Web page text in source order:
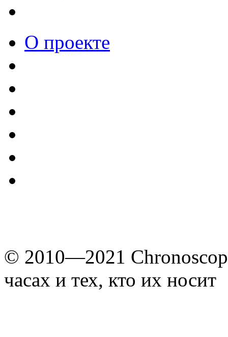
О проекте
© 2010—2021
часах и тех, кто их носит